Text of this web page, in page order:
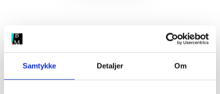
Samtykke Detaljer Om